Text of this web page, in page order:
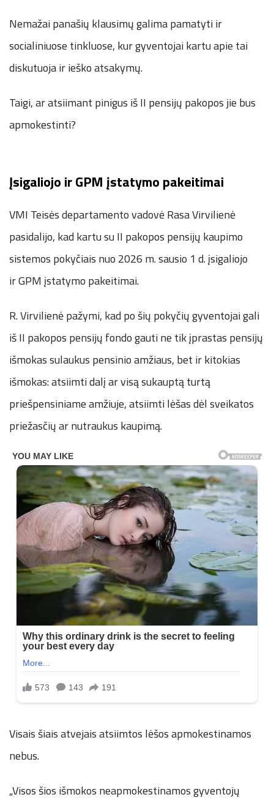
Nemažai panašių klausimų galima pamatyti ir
socialiniuose tinkluose, kur gyventojai kartu apie tai
diskutuoja ir ieško atsakymų.
Taigi, ar atsiimant pinigus iš II pensijų pakopos jie bus
apmokestinti?
Įsigaliojo ir GPM įstatymo pakeitimai
VMI Teisės departamento vadovė Rasa Virvilienė
pasidalijo, kad kartu su II pakopos pensijų kaupimo
sistemos pokyčiais nuo 2026 m. sausio 1 d. įsigaliojo
ir GPM įstatymo pakeitimai.
R. Virvilienė pažymi, kad po šių pokyčių gyventojai gali
iš II pakopos pensijų fondo gauti ne tik įprastas pensijų
išmokas sulaukus pensinio amžiaus, bet ir kitokias
išmokas: atsiimti dalį ar visą sukauptą turtą
priešpensiniame amžiuje, atsiimti lėšas dėl sveikatos
priežasčių ar nutraukus kaupimą.
Visais šiais atvejais atsiimtos lėšos apmokestinamos
nebus.
„Visos šios išmokos neapmokestinamos gyventojų